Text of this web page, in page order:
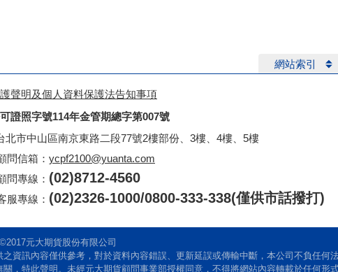
的事業主管機關許可及營業登記項目或章程所定業務，包含期貨經紀
業主管機關許可及符合本公司營業登記項目或章程所訂之業務。(法定特
令規定及金融監理需要、依法定義務、依契約、類似契約或其他法律關
特定目的項目編號: 040、059、063、069、090)。
循美國海外帳戶稅收遵循法（Foreign Account Tax Compliance Act）、
集之個人資料類別：
務部公告「個人資料保護法之特定目的及個人資料之類別」，與業務經
或其他審判機關或其他程序/教育、考選、技術或其他專業:（C052）資
得、資產與投資、(C083)信用評等、(C086)票據信用等。
網站索引
聲明及個人資料保護法告知事項
證照字號114年金管期總字第007號
北市中山區南京東路二段77號2樓部份、3樓、4樓、5樓
問信箱： ycpf2100@yuanta.com
問專線： (02)8712-4560
服專線： (02)2326-1000/0800-333-338(僅供市話撥打)
元大期貨股份有限公司
之資訊內容僅供參考，對於資料內容錯誤、更新延誤或傳輸中斷，本公司不負任
關，特此聲明。未經元大期貨顧問事業部授權同意，不得將網站內容轉載於任何形式